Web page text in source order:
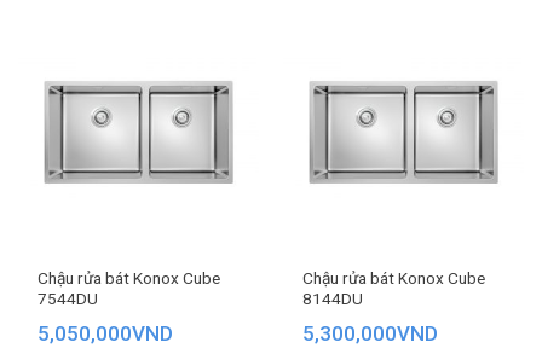
Chậu rửa bát Konox Cube
7544DU
5,050,000VND
Chậu rửa bát Konox Cube
8144DU
5,300,000VND